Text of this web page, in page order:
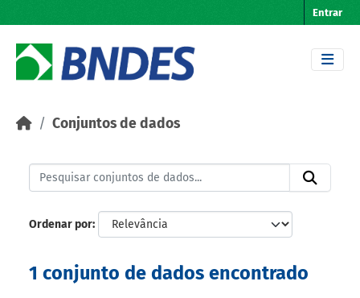
Entrar
Conjuntos de dados
Ordenar por
1 conjunto de dados encontrado